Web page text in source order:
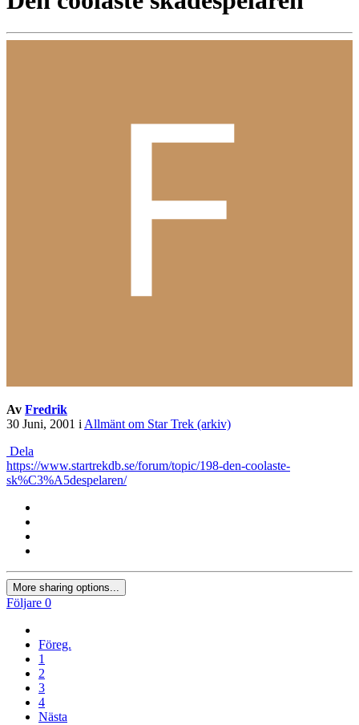
Av Fredrik
30 Juni, 2001 iAllmänt om Star Trek (arkiv)
Dela
https://www.startrekdb.se/forum/topic/198-den-coolaste-
sk%C3%A5despelaren/
More sharing options...
Följare 0
Föreg.
1
2
3
4
Nästa